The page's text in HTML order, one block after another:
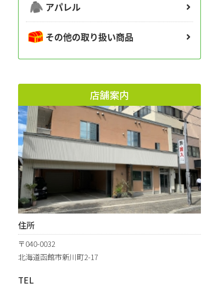
アパレル
その他の取り扱い商品
店舗案内
住所
〒040-0032
北海道函館市新川町2-17
TEL